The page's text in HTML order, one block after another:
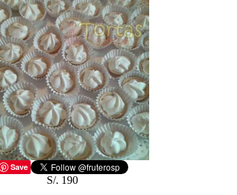
Save
S/. 190